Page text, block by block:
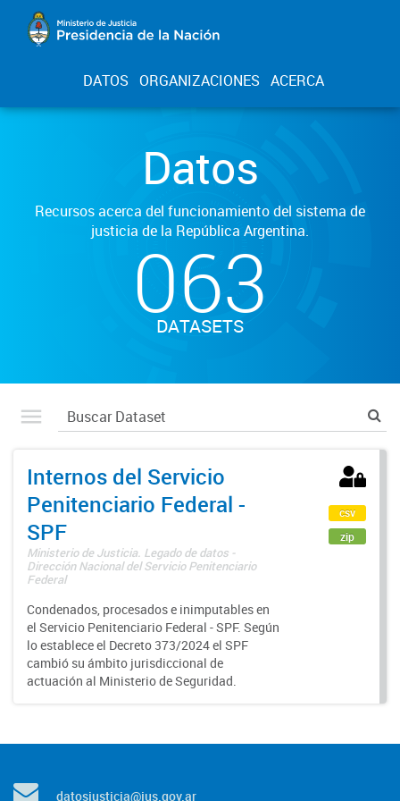
DATOS ORGANIZACIONES ACERCA
Datos
Recursos acerca del funcionamiento del sistema de
justicia de la República Argentina.
063
DATASETS
Internos del Servicio
Penitenciario Federal -
SPF
Ministerio de Justicia. Legado de datos -
Dirección Nacional del Servicio Penitenciario
Federal
Condenados, procesados e inimputables en
el Servicio Penitenciario Federal - SPF. Según
lo establece el Decreto 373/2024 el SPF
cambió su ámbito jurisdiccional de
actuación al Ministerio de Seguridad.
csv
zip
datosjusticia@jus.gov.ar